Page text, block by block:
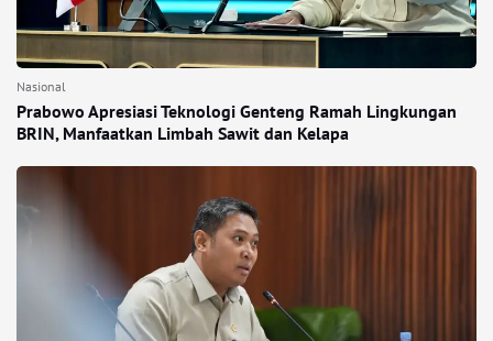
Nasional
Prabowo Apresiasi Teknologi Genteng Ramah Lingkungan
BRIN, Manfaatkan Limbah Sawit dan Kelapa